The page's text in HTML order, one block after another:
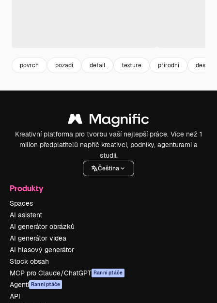
povrch pozadí detail texture přírodní design
Kreativní platforma pro tvorbu vaší nejlepší práce. Více než 1
milion předplatitelů napříč kreativci, podniky, agenturami a
studii.
Čeština
Produkty
Spaces
AI asistent
AI generátor obrázků
AI generátor videa
AI hlasový generátor
Stock obsah
MCP pro Claude/ChatGPT Ranní ptáče
Agenti Ranní ptáče
API